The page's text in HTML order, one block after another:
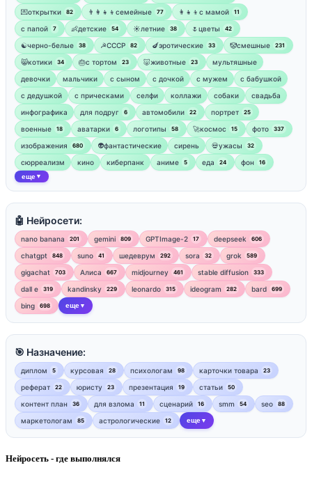
💌открытки 82 👨‍👩‍👧‍👦семейные 77 👩‍👧‍👦с мамой 11
‍с папой 7 👶детские 54 ☀️летние 38 🌷цветы 42
☯︎черно-белые 38 ☭СССР 82 🍆эротические 33 🤡смешные 231
😸котики 34 🎂с тортом 23 🐷животные 23
мультяшные
девочки
мальчики с сыном с дочкой с мужем
с бабушкой
с дедушкой
с прическами селфи коллажи собаки
свадьба
инфографика
для подруг 6 автомобили 22 портрет 25
военные 18 аватарки 6 логотипы 58 🚀космос 15 фото 337
изображения 680 👽фантастические сирень 💀ужасы 32
сюрреализм кино киберпанк аниме 5 еда 24 фон 16
еще ▼
🤖 Нейросети:
nano banana 201 gemini 809 GPTImage-2 17 deepseek 606
chatgpt 848 suno 41 шедеврум 292 sora 32 grok 589
gigachat 703 Алиса 667 midjourney 461 stable diffusion 333
dall e 319 kandinsky 229 leonardo 315 ideogram 282 bard 699
bing 698 еще ▼
🎯 Назначение:
диплом 5 курсовая 28 психологам 98 карточки товара 23
реферат 22 юристу 23 презентация 19 статьи 50
контент план 36 для взлома 11 сценарий 16 smm 54 seo 88
маркетологам 85 астрологические 12 еще ▼
Нейросеть - где выполнялся